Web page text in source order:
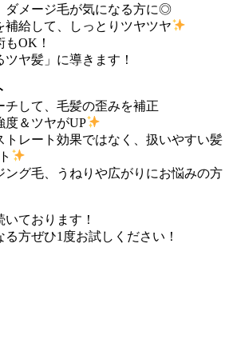
ダメージ毛が気になる方に◎
補給して、しっとりツヤツヤ
もOK！
ヤ髪」に導きます！
チして、毛髪の歪みを補正
度＆ツヤがUP
トレート効果ではなく、扱いやすい髪
ング毛、うねりや広がりにお悩みの方
ております！
方ぜひ1度お試しください！